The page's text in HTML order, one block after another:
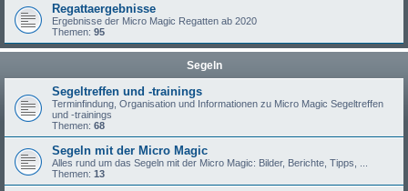
Regattaergebnisse
Ergebnisse der Micro Magic Regatten ab 2020
Themen: 95
Segeln
Segeltreffen und -trainings
Terminfindung, Organisation und Informationen zu Micro Magic Segeltreffen
und -trainings
Themen: 68
Segeln mit der Micro Magic
Alles rund um das Segeln mit der Micro Magic: Bilder, Berichte, Tipps, ...
Themen: 13